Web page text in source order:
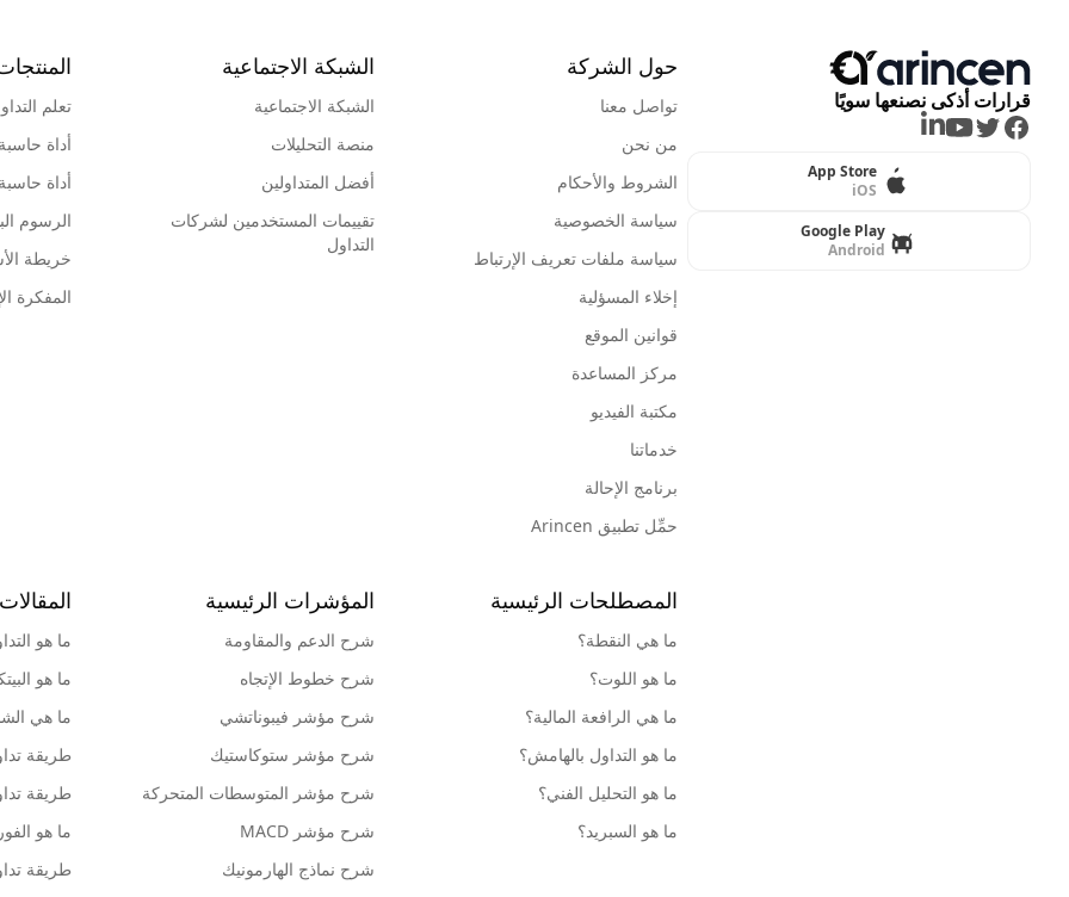
قرارات أذكى نصنعها سويًا
Facebook
Twitter
Youtube
LinkedIn
App Store
iOS
Google Play
Android
حول الشركة
تواصل معنا
من نحن
الشروط والأحكام
سياسة الخصوصية
سياسة ملفات تعريف الإرتباط
إخلاء المسؤلية
قوانين الموقع
مركز المساعدة
مكتبة الفيديو
خدماتنا
برنامج الإحالة
حمِّل تطبيق Arincen
الشبكة الاجتماعية
الشبكة الاجتماعية
منصة التحليلات
أفضل المتداولين
تقييمات المستخدمين لشركات
التداول
تعلم
أداة
أداة
الرسوم
خريطة
المفكرة
المصطلحات الرئيسية
ما هي النقطة؟
ما هو اللوت؟
ما هي الرافعة المالية؟
ما هو التداول بالهامش؟
ما هو التحليل الفني؟
ما هو السبريد؟
المؤشرات الرئيسية
شرح الدعم والمقاومة
شرح خطوط الإتجاه
شرح مؤشر فيبوناتشي
شرح مؤشر ستوكاستيك
شرح مؤشر المتوسطات المتحركة
شرح مؤشر MACD
شرح نماذج الهارمونيك
ما هو
ما هو
ما هي
طريقة
طريقة
ما هو
طريقة